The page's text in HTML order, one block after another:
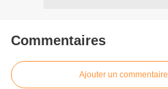
Commentaires
Ajouter un commentaire